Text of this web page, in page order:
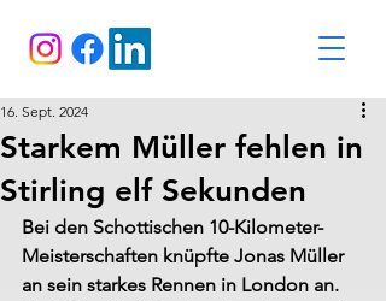
Starkem Müller fehlen in
Stirling elf Sekunden
16. Sept. 2024
Bei den Schottischen 10-Kilometer-
Meisterschaften knüpfte Jonas Müller
an sein starkes Rennen in London an.